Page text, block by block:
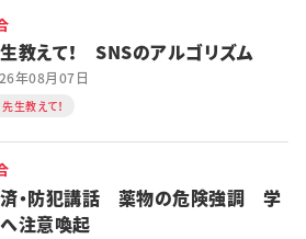
教えて！ SNSのアルゴリズム
年08月07日
先生教えて！
・防犯講話 薬物の危険強調 学
注意喚起